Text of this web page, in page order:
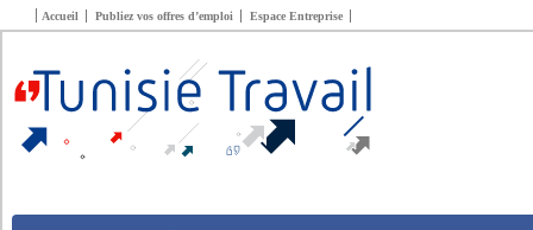
Accueil Publiez vos offres d’emploi Espace Entreprise